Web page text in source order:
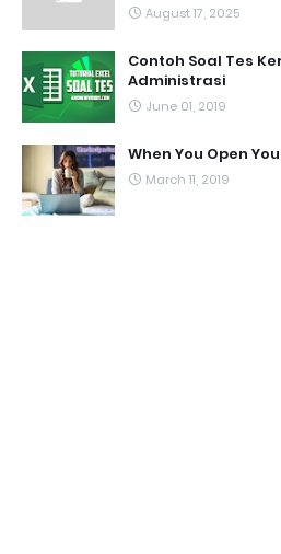
August 17, 2025
Contoh Soal Tes
Administrasi
June 01, 2019
When You Open
March 11, 2019